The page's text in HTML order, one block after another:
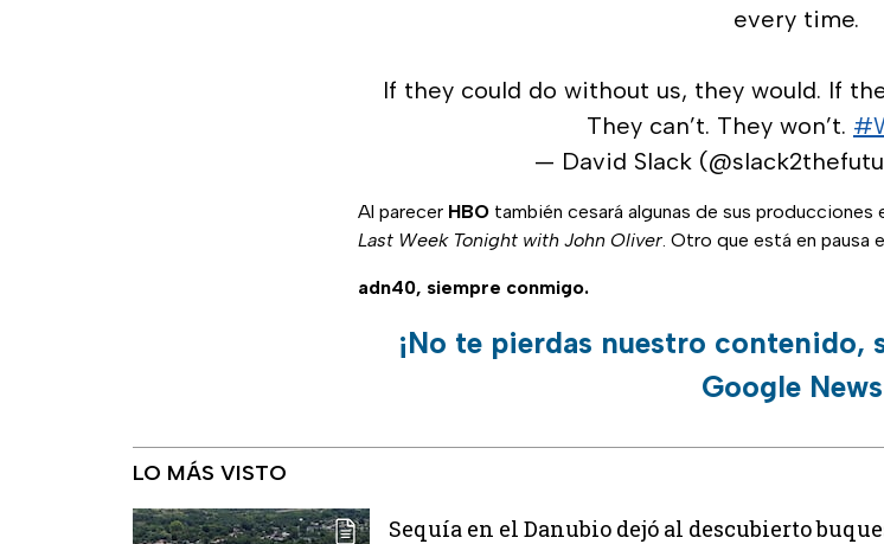
every time.
If they could do without us, they would. If
They can’t. They won’t.
— David Slack
Al parecer HBO también cesará algunas de sus producciones
Last Week Tonight with John Oliver. Otro que está en pausa
adn40, siempre conmigo.
¡No te pierdas nuestro contenido,
Google
LO MÁS VISTO
Sequía en el Danubio dejó al descubierto